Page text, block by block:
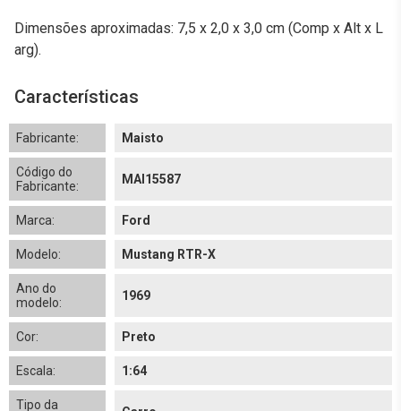
Dimensões aproximadas: 7,5 x 2,0 x 3,0 cm (Comp x Alt x L
arg).
Características
Fabricante: Maisto
Código do
Fabricante:
MAI15587
Marca: Ford
Modelo: Mustang RTR-X
Ano do
modelo:
1969
Cor: Preto
Escala: 1:64
Tipo da